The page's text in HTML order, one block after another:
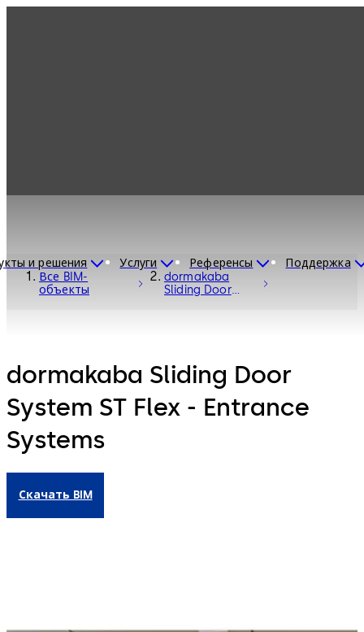
и решения Услуги Референсы
Поддержка
Все BIM-
объекты
dormakaba
Sliding Door
dormakaba Sliding Door
System ST Flex - Entrance
Systems
Скачать BIM